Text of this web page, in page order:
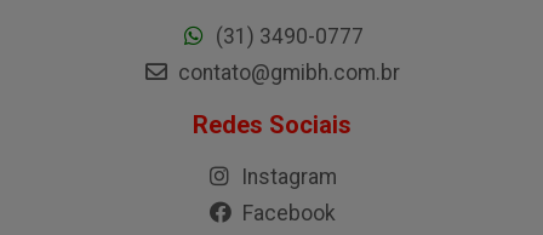
(31) 3490-0777
contato@gmibh.com.br
Redes Sociais
Instagram
Facebook